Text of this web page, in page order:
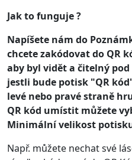
Jak to funguje ?
Napíšete nám do
chcete zakódovat do QR
aby byl vidět a čitelný
jestli bude potisk "QR
levé nebo pravé straně
QR kód umístit můžete
Minimální velikost
Např. můžete nechat své